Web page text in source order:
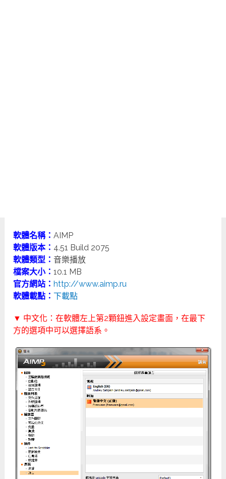
軟體名稱：AIMP
軟體版本： 4.51 Build 2075
軟體類型： 音樂播放
檔案大小：10.1 MB
官方網站： http://www.aimp.ru
軟體載點：下載點
▼ 中文化：在軟體左上第2顆鈕進入設定畫面，在最下
方的選項中可以選擇語系。